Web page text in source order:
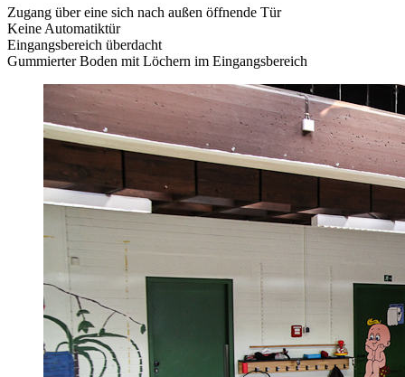
Zugang über eine sich nach außen öffnende Tür
Keine Automatiktür
Eingangsbereich überdacht
Gummierter Boden mit Löchern im Eingangsbereich